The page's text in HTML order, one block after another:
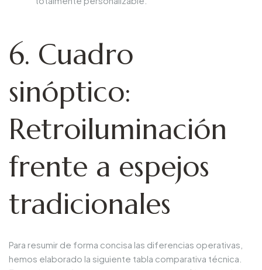
6. Cuadro
sinóptico:
Retroiluminación
frente a espejos
tradicionales
Para resumir de forma concisa las diferencias operativas,
hemos elaborado la siguiente tabla comparativa técnica.